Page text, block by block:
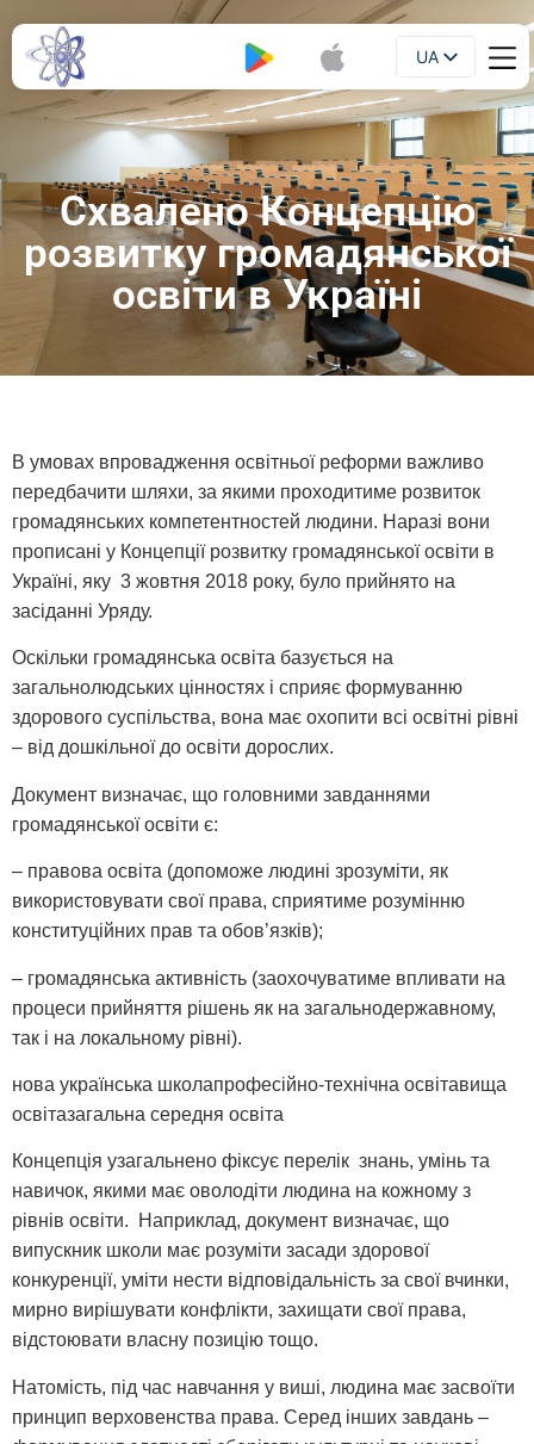
UA
EN
Схвалено Концепцію
розвитку громадянської
освіти в Україні
В умовах впровадження освітньої реформи важливо
передбачити шляхи, за якими проходитиме розвиток
громадянських компетентностей людини. Наразі вони
прописані у Концепції розвитку громадянської освіти в
Україні, яку 3 жовтня 2018 року, було прийнято на
засіданні Уряду.
Оскільки громадянська освіта базується на
загальнолюдських цінностях і сприяє формуванню
здорового суспільства, вона має охопити всі освітні рівні
– від дошкільної до освіти дорослих.
Документ визначає, що головними завданнями
громадянської освіти є:
– правова освіта (допоможе людині зрозуміти, як
використовувати свої права, сприятиме розумінню
конституційних прав та обов’язків);
– громадянська активність (заохочуватиме впливати на
процеси прийняття рішень як на загальнодержавному,
так і на локальному рівні).
нова українська школапрофесійно-технічна освітавища
освітазагальна середня освіта
Концепція узагальнено фіксує перелік знань, умінь та
навичок, якими має оволодіти людина на кожному з
рівнів освіти. Наприклад, документ визначає, що
випускник школи має розуміти засади здорової
конкуренції, уміти нести відповідальність за свої вчинки,
мирно вирішувати конфлікти, захищати свої права,
відстоювати власну позицію тощо.
Натомість, під час навчання у виші, людина має засвоїти
принцип верховенства права. Серед інших завдань –